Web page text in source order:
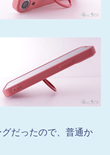
だったので、普通か